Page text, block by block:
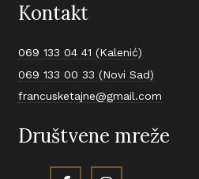
Kontakt
069 133 04 41 (Kalenić)
069 133 00 33 (Novi Sad)
francusketajne@gmail.com
Društvene mreže